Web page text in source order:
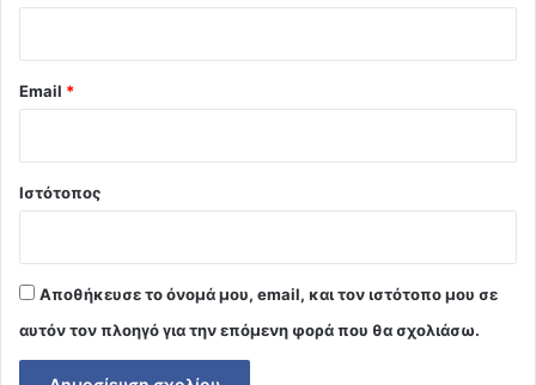
Email *
Ιστότοπος
Αποθήκευσε το όνομά μου, email, και τον ιστότοπο μου σε
αυτόν τον πλοηγό για την επόμενη φορά που θα σχολιάσω.